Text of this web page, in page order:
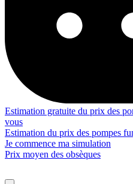
Estimation gratuite du prix des
vous
Estimation du prix des pompes
Je commence ma simulation
Prix moyen des obsèques